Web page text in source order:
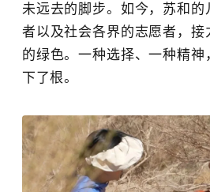
未远去的脚步。如今，苏和
者以及社会各界的志愿者，接
的绿色。一种选择、一种精
下了根。